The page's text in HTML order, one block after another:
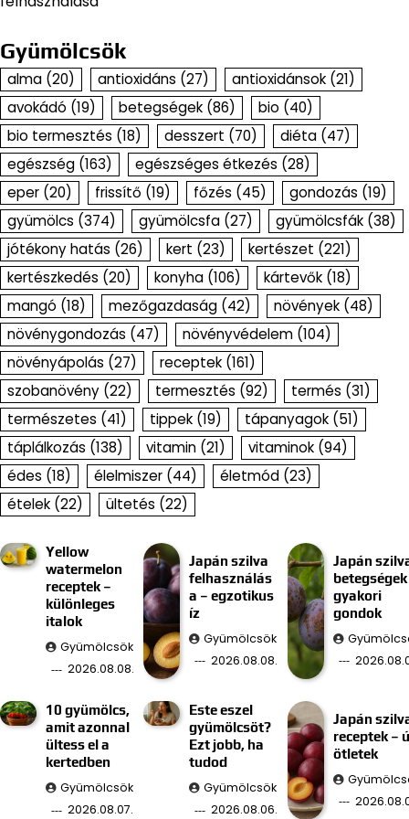
Gyümölcsök
alma (20) antioxidáns (27) antioxidánsok (21)
avokádó (19) betegségek (86) bio (40)
bio termesztés (18) desszert (70) diéta (47)
egészség (163) egészséges étkezés (28)
eper (20) frissítő (19) főzés (45) gondozás (19)
gyümölcs (374) gyümölcsfa (27) gyümölcsfák (38)
jótékony hatás (26) kert (23) kertészet (221)
kertészkedés (20) konyha (106) kártevők (18)
mangó (18) mezőgazdaság (42) növények (48)
növénygondozás (47) növényvédelem (104)
növényápolás (27) receptek (161)
szobanövény (22) termesztés (92) termés (31)
természetes (41) tippek (19) tápanyagok (51)
táplálkozás (138) vitamin (21) vitaminok (94)
édes (18) élelmiszer (44) életmód (23)
ételek (22) ültetés (22)
Yellow
watermelon
receptek –
különleges
italok
Gyümölcsök
2026.08.08.
Japán szilva
felhasználás
a – egzotikus
íz
Gyümölcsök
2026.08.08.
Japán
betegségek
gyakori
gondok
10 gyümölcs,
amit azonnal
ültess el a
kertedben
Gyümölcsök
2026.08.07.
Este eszel
gyümölcsöt?
Ezt jobb, ha
tudod
Gyümölcsök
2026.08.06.
Japán
receptek –
ötletek